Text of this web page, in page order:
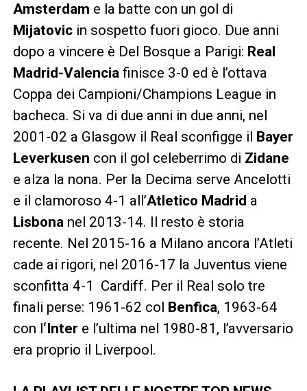
Amsterdam e la batte con un gol di
Mijatovicin sospetto fuori gioco. Due anni
dopo a vincere è Del Bosque a Parigi: Real
Madrid-Valenciafinisce 3-0 ed è l’ottava
Coppa dei Campioni/Champions League in
bacheca. Si va di due anni in due anni, nel
2001-02 a Glasgow il Real sconfigge il
Bayer
Leverkusen con il gol celeberrimo di Zidane
e alza la nona. Per la Decima serve Ancelotti
e il clamoroso 4-1 all’Atletico Madrid a
Lisbonanel 2013-14. Il resto è storia
recente. Nel 2015-16 a Milano ancora l’Atleti
cade ai rigori, nel 2016-17 la Juventus viene
sconfitta 4-1 Cardiff. Per il Real solo tre
finali perse: 1961-62 col
Benfica, 1963-64
con l ‘Inter e l’ultima nel 1980-81, l’avversario
era proprio il Liverpool.